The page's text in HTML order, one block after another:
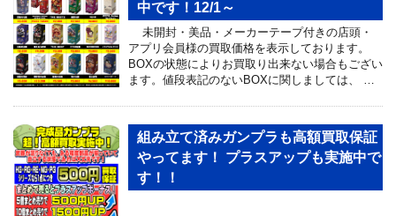
中です！12/1～
未開封・美品・メーカーテープ付きの店頭・
アプリ会員様の買取価格を表示しております。
BOXの状態によりお買取り出来ない場合もござい
ます。値段表記のないBOXに関しましては、 …
組み立て済みガンプラも高額買取保証
やってます！ プラスアップも実施中で
す！！